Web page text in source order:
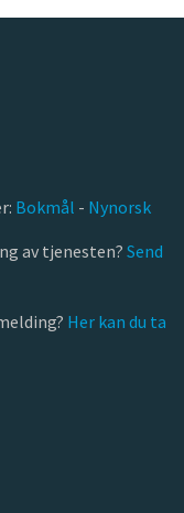
Bokmål - Nynorsk
av tjenesten? Send
Her kan du ta